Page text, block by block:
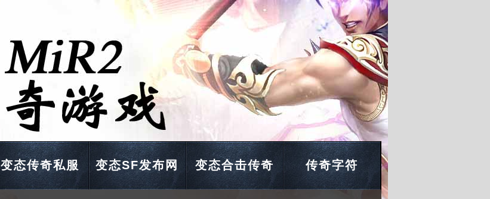
变态传奇私服 变态SF发布网 变态合击传奇 传奇字符